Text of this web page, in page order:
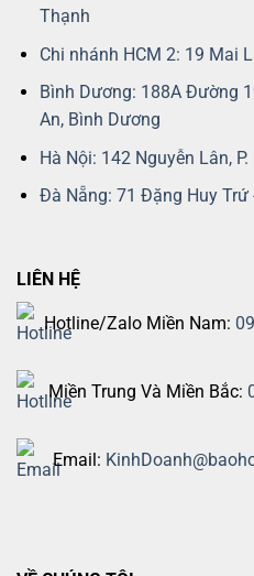
Thạnh
Chi nhánh HCM 2: 19 Mai
Bình Dương: 188A Đường
An, Bình Dương
Hà Nội: 142 Nguyễn Lân,
Đà Nẵng: 71 Đặng Huy Trứ
LIÊN HỆ
Hotline/Zalo Miền Nam:
Miền Trung Và Miền Bắc:
Email: